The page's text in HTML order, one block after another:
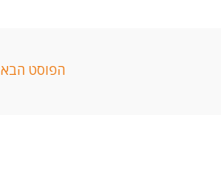
הפוסט הבא